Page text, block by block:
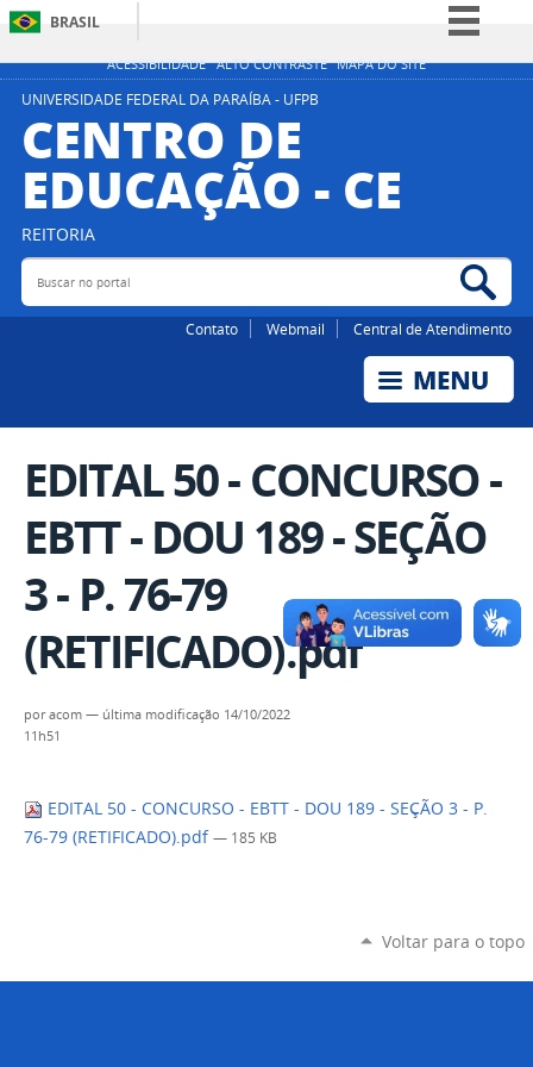
ACESSIBILIDADE ALTO CONTRASTE MAPA DO SITE
BRASIL
Simplifique!
Acesso à informação
Legislação
UNIVERSIDADE FEDERAL DA PARAÍBA - UFPB
CENTRO DE
EDUCAÇÃO - CE
REITORIA
Buscar no portal
Contato Webmail Central de Atendimento
EDITAL 50 - CONCURSO -
EBTT - DOU 189 - SEÇÃO
3 - P. 76-79
(RETIFICADO).pdf
poracom — última modificação 14/10/2022
11h51
EDITAL 50 - CONCURSO - EBTT - DOU 189 - SEÇÃO 3 - P.
76-79 (RETIFICADO).pdf — 185 KB
Voltar para o topo